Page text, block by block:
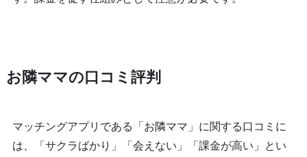
お隣ママの口コミ評判
マッチングアプリである「お隣ママ」に関する口コミに
は、「サクラばかり」「会えない」「課金が高い」とい